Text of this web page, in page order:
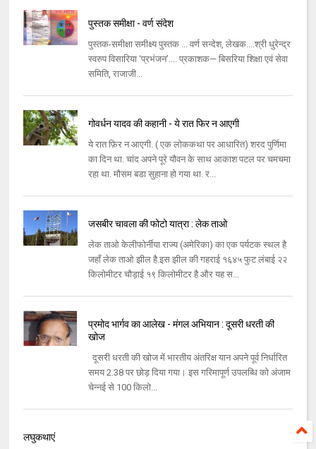
पुस्तक समीक्षा - वर्ण संदेश
पुस्तक-समीक्षा समीक्ष्य पुस्तक ... वर्ण सन्देश, लेखक....श्री धुरेन्द्र
स्वरुप विसारिया ‘प्रभंजन’.... प्रकाशक— बिसरिया शिक्षा एवं सेवा
समिति, राजाजी...
गोवर्धन यादव की कहानी - ये रात फिर न आएगी
ये रात फ़िर न आएगी. ( एक लोककथा पर आधारित) शरद पुर्णिमा
का दिन था. चांद अपने पूरे यौवन के साथ आकाश पटल पर चमचमा
रहा था. मौसम बडा सुहाना हो गया था. र...
जसबीर चावला की फोटो यात्रा : लेक ताओ
लेक ताओ केलीफोर्नीया राज्य (अमेरिका) का एक पर्यटक स्थल है
जहाँ लेक ताओ झील है.इस झील की गहराई १६४५ फुट लंबाई २२
किलोमीटर चौड़ाई १९ किलोमीटर है और यह स...
प्रमोद भार्गव का आलेख - मंगल अभियान : दूसरी धरती की
खोज
दूसरी धरती की खोज में भारतीय अंतरिक्ष यान अपने पूर्व निर्धारित
समय 2.38 पर छोड़ दिया गया। इस गरिमापूर्ण उपलब्‍धि को अंजाम
चेन्‍नई से 100 किलो...
लघुकथाएं